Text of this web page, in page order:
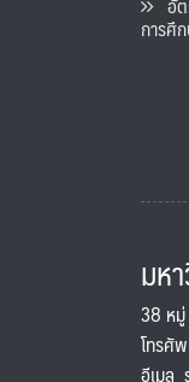
การศึ
มห
38 หมู่
โทรศั
อีเมล